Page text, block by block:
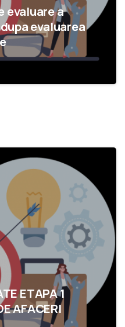
evaluare a
evaluarea
ETAPA 1
AFACERI